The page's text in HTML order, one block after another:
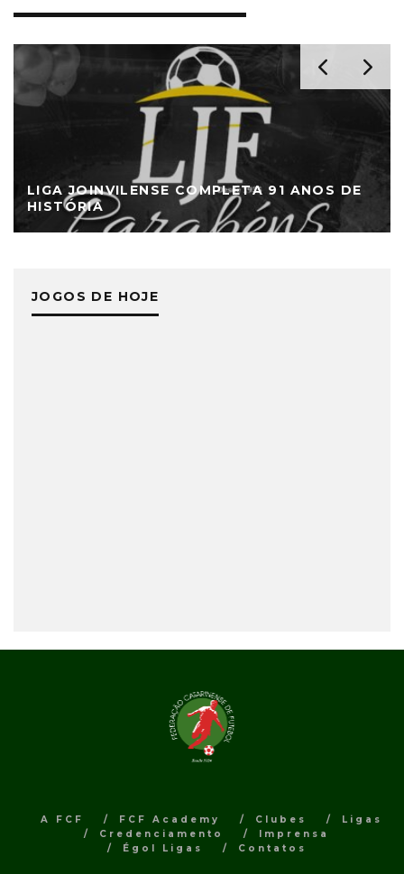
LIGA JOINVILENSE COMPLETA 91 ANOS DE
HISTÓRIA
JOGOS DE HOJE
A FCF FCF Academy Clubes
Ligas
Credenciamento
Imprensa
Égol Ligas
Contatos